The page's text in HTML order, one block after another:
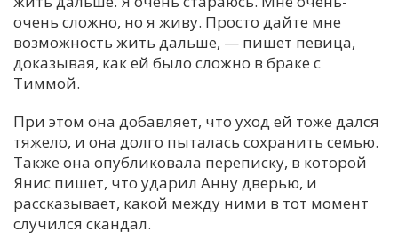
очень сложно, но я живу. Просто дайте мне
возможность жить дальше, — пишет певица,
доказывая, как ей было сложно в браке с
Тиммой.
При этом она добавляет, что уход ей тоже дался
тяжело, и она долго пыталась сохранить семью.
Также она опубликовала переписку, в которой
Янис пишет, что ударил Анну дверью, и
рассказывает, какой между ними в тот момент
случился скандал.